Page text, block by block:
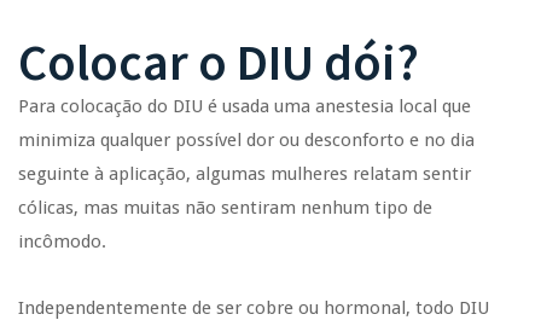
Colocar o DIU dói?
Para colocação do DIU é usada uma anestesia local que
minimiza qualquer possível dor ou desconforto e no dia
seguinte à aplicação, algumas mulheres relatam sentir
cólicas, mas muitas não sentiram nenhum tipo de
incômodo.
Independentemente de ser cobre ou hormonal, todo DIU